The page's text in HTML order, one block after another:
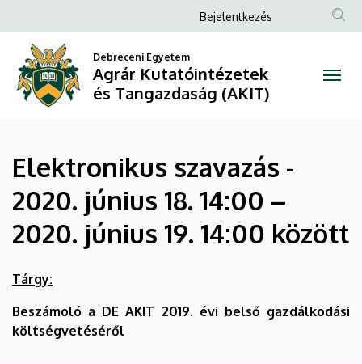
szavazás
2020.
június
18.
14:00
–
2020.
június
a
tartalomra
Anonim
fiók
menüje
Bejelentkezés
Debreceni Egyetem
Agrár Kutatóintézetek
és Tangazdaság (AKIT)
Elektronikus szavazás -
2020. június 18. 14:00 –
2020. június 19. 14:00 között
Tárgy:
Beszámoló a DE AKIT 2019. évi belső gazdálkodási
költségvetéséről